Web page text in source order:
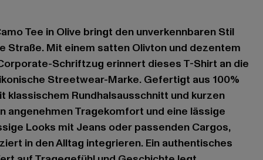
Tee in Olive bringt den unverkennbaren Stil
Straße. Mit einem satten Olivton und dezentem
Schriftzug erinnert dieses T-Shirt an die
Streetwear-Marke. Gefertigt aus 100%
klassischem Rundhalsausschnitt und kurzen
angenehmen Tragekomfort und eine lässige
Looks mit Jeans oder passenden Cargos,
in den Alltag integrieren. Ein authentisches